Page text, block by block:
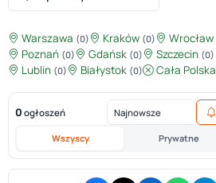
Warszawa (0) Kraków (0) Wrocław
Poznań (0) Gdańsk (0) Szczecin (0)
Lublin (0) Białystok (0) Cała Polska
0 ogłoszeń
Wszyscy Prywatne